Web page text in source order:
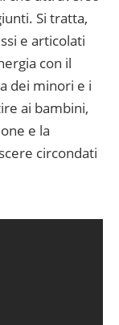
Si trat­ta,
e articolati
con il
dei minori e i
ai bambini,
e la
circondati